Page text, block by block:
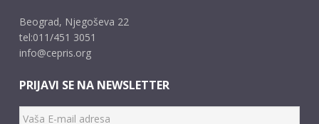
Beograd, Njegoševa 22
tel:011/451 3051
info@cepris.org
PRIJAVI SE NA NEWSLETTER